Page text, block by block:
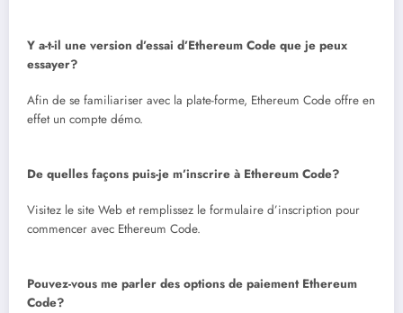
Y a-t-il une version d’essai d’Ethereum Code que je peux
essayer?
Afin de se familiariser avec la plate-forme, Ethereum Code offre en
effet un compte démo.
De quelles façons puis-je m’inscrire à Ethereum Code?
Visitez le site Web et remplissez le formulaire d’inscription pour
commencer avec Ethereum Code.
Pouvez-vous me parler des options de paiement Ethereum
Code?